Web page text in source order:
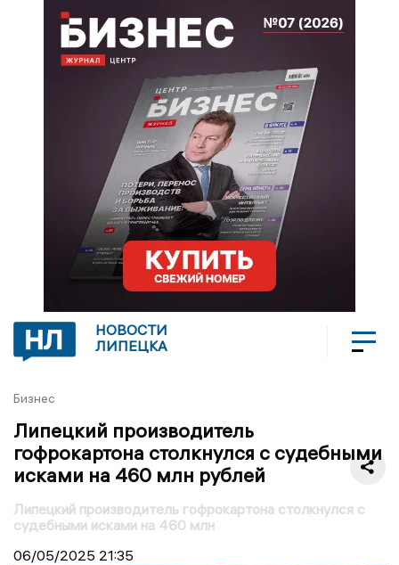
НОВОСТИ
ЛИПЕЦКА
Бизнес
Липецкий производитель
гофрокартона столкнулся с судебными
исками на 460 млн рублей
Липецкий производитель гофрокартона столкнулся с
судебными исками на 460 млн
06/05/2025 21:35